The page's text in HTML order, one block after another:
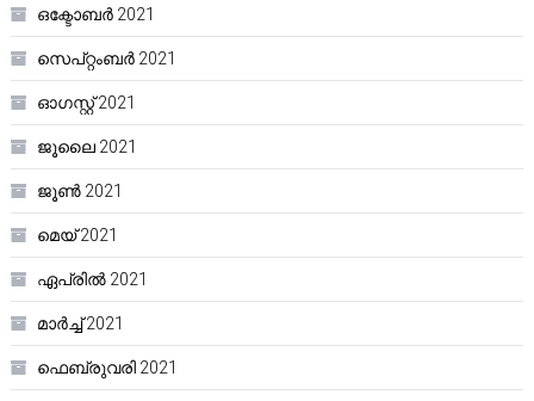
ഒക്ടോബർ 2021
സെപ്റ്റംബർ 2021
ഓഗസ്റ്റ്‌ 2021
ജൂലൈ 2021
ജൂൺ 2021
മെയ്‌ 2021
ഏപ്രിൽ 2021
മാർച്ച്‌ 2021
ഫെബ്രുവരി 2021